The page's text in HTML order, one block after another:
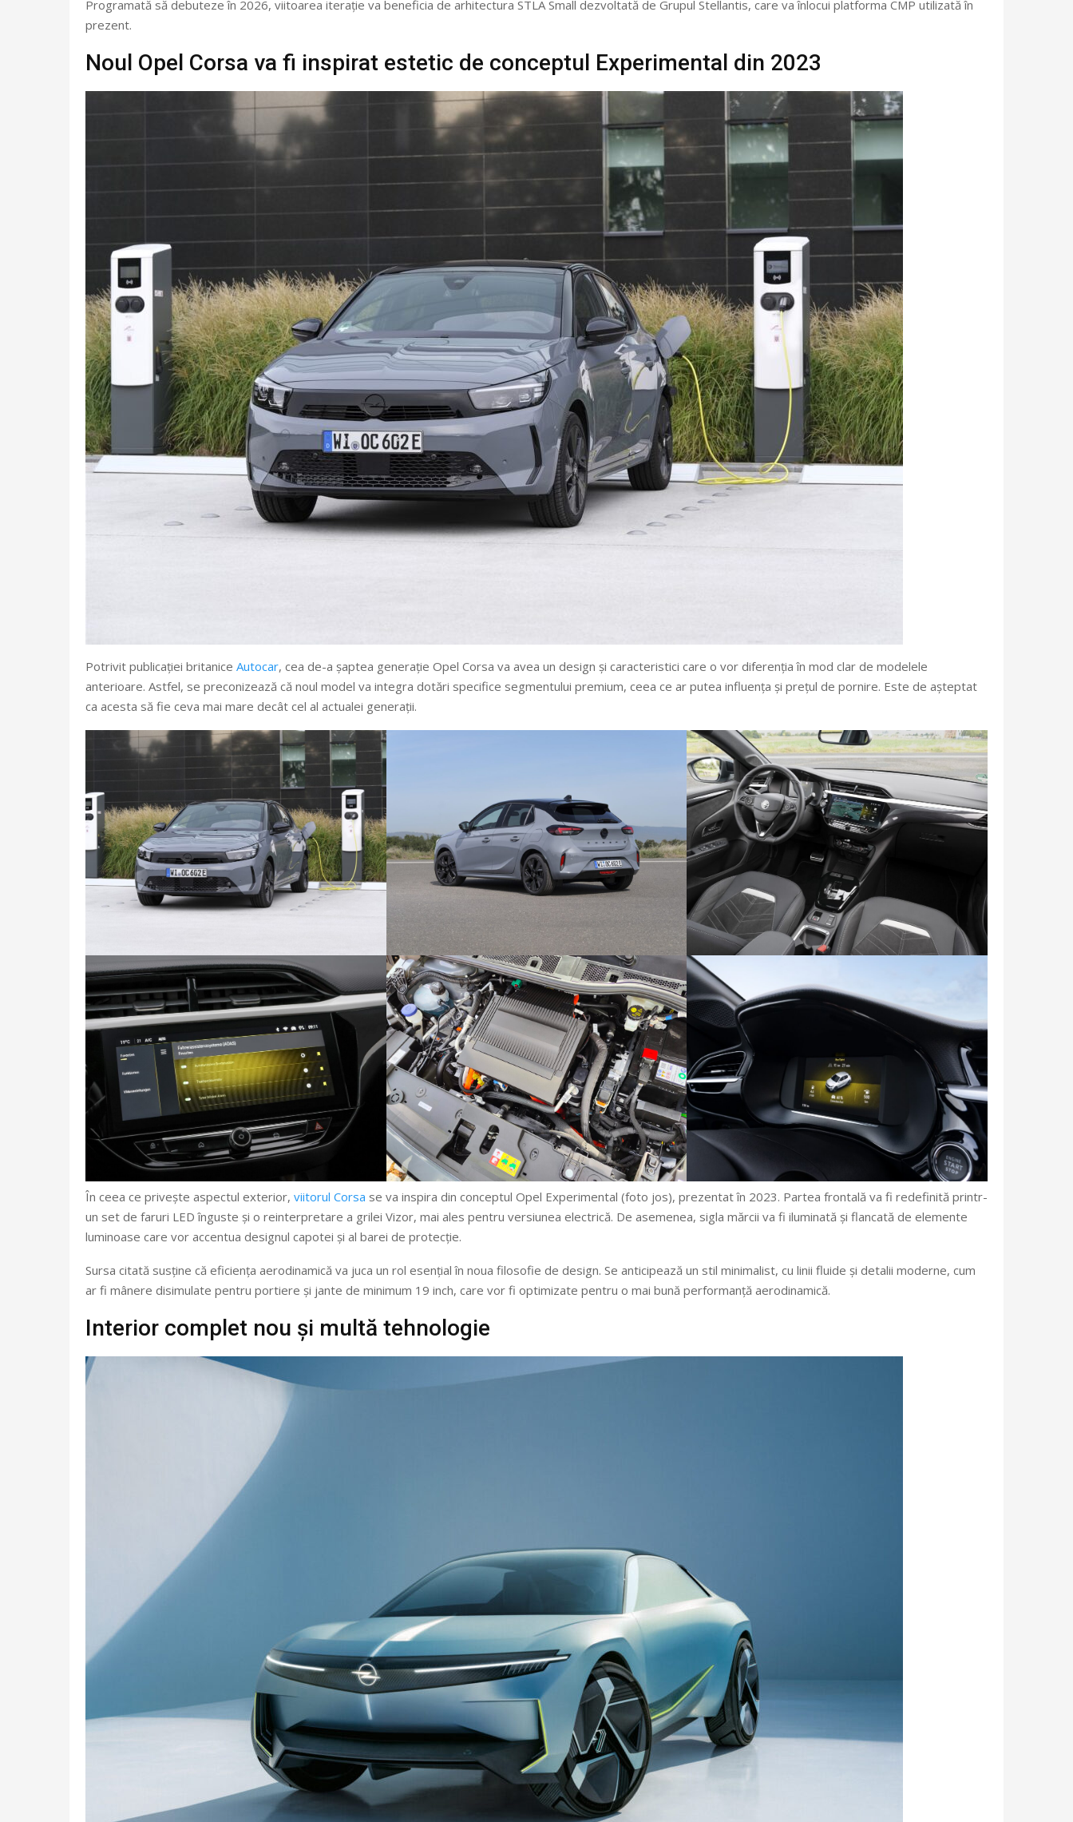
Programată să debuteze în 2026, viitoarea iterație va beneficia de arhitectura STLA Small dezvoltată de Grupul Stellantis, care va înlocui platforma CMP utilizată în
prezent.
Noul Opel Corsa va fi inspirat estetic de conceptul Experimental din 2023
Potrivit publicației britanice Autocar, cea de-a șaptea generație Opel Corsa va avea un design și caracteristici care o vor diferenția în mod clar de modelele
anterioare. Astfel, se preconizează că noul model va integra dotări specifice segmentului premium, ceea ce ar putea influența și prețul de pornire. Este de așteptat
ca acesta să fie ceva mai mare decât cel al actualei generații.
În ceea ce privește aspectul exterior, viitorul Corsa se va inspira din conceptul Opel Experimental (foto jos), prezentat în 2023. Partea frontală va fi redefinită printr-
un set de faruri LED înguste și o reinterpretare a grilei Vizor, mai ales pentru versiunea electrică. De asemenea, sigla mărcii va fi iluminată și flancată de elemente
luminoase care vor accentua designul capotei și al barei de protecție.
Sursa citată susține că eficiența aerodinamică va juca un rol esențial în noua filosofie de design. Se anticipează un stil minimalist, cu linii fluide și detalii moderne, cum
ar fi mânere disimulate pentru portiere și jante de minimum 19 inch, care vor fi optimizate pentru o mai bună performanță aerodinamică.
Interior complet nou și multă tehnologie